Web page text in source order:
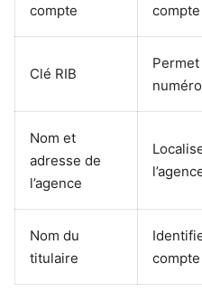
compte
Clé RIB
Nom et
adresse de
l’agence
Nom du
titulaire
compte